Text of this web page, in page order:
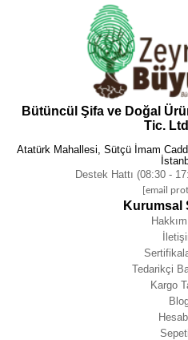
Bütüncül Şifa ve Doğal
Tic.
Atatürk Mahallesi, Sütçü İmam
Destek Hattı (08:30 -
[email
Kurumsal
Tedarikçi
Kargo